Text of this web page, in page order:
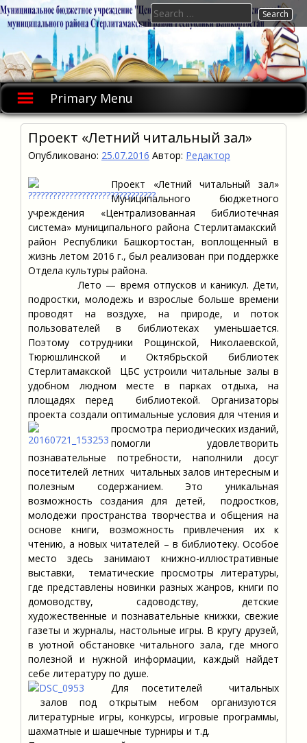
Skip
to
Primary Menu
Search
for:
Проект «Летний читальный зал»
Опубликовано: 25.07.2016 Автор: Редактор
Проект «Летний читальный зал»
Муниципального бюджетного
учреждения «Централизованная библиотечная
система» муниципального района Стерлитамакский
район Республики Башкортостан, воплощенный в
жизнь летом 2016 г., был реализован при поддержке
Отдела культуры района.
Лето — время отпусков и каникул. Дети,
подростки, молодежь и взрослые больше времени
проводят на воздухе, на природе, и поток
пользователей в библиотеках уменьшается.
Поэтому сотрудники Рощинской, Николаевской,
Тюрюшлинской и Октябрьской библиотек
Стерлитамакской ЦБС устроили читальные залы в
удобном людном месте в парках отдыха, на
площадях перед библиотекой. Организаторы
проекта создали оптимальные условия для чтения и
просмотра периодических изданий,
помогли удовлетворить
познавательные потребности, наполнили досуг
посетителей летних читальных залов интересным и
полезным содержанием. Это уникальная
возможность создания для детей, подростков,
молодежи пространства творчества и общения на
основе книги, возможность привлечения их к
чтению, а новых читателей – в библиотеку. Особое
место здесь занимают книжно-иллюстративные
выставки, тематические просмотры литературы,
где представлены новинки разных жанров, книги по
домоводству, садоводству, детские
художественные и познавательные книжки, свежие
газеты и журналы, настольные игры. В кругу друзей,
в уютной обстановке читального зала, где много
полезной и нужной информации, каждый найдет
себе литературу по душе.
Для посетителей читальных
залов под открытым небом организуются
литературные игры, конкурсы, игровые программы,
шахматные и шашечные турниры и т.д.